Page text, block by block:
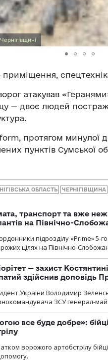
атакував
— двоє людей
протягом минулої
пунктів Сумської
ОБЛАСТЬ ЧЕРНІГІВЩИНА
транспорт та вже
на Північно-
підрозділу «Prime» 5-
цілях на Північно-
— захист
здійснив доповідь
України Володимир
ЗСУ генерал-
все буде добре»:
ворожого артобстрілу